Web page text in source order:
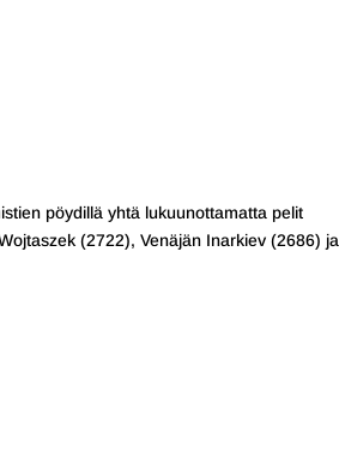
pöydillä yhtä lukuunottamatta pelit
(2722), Venäjän Inarkiev (2686) ja